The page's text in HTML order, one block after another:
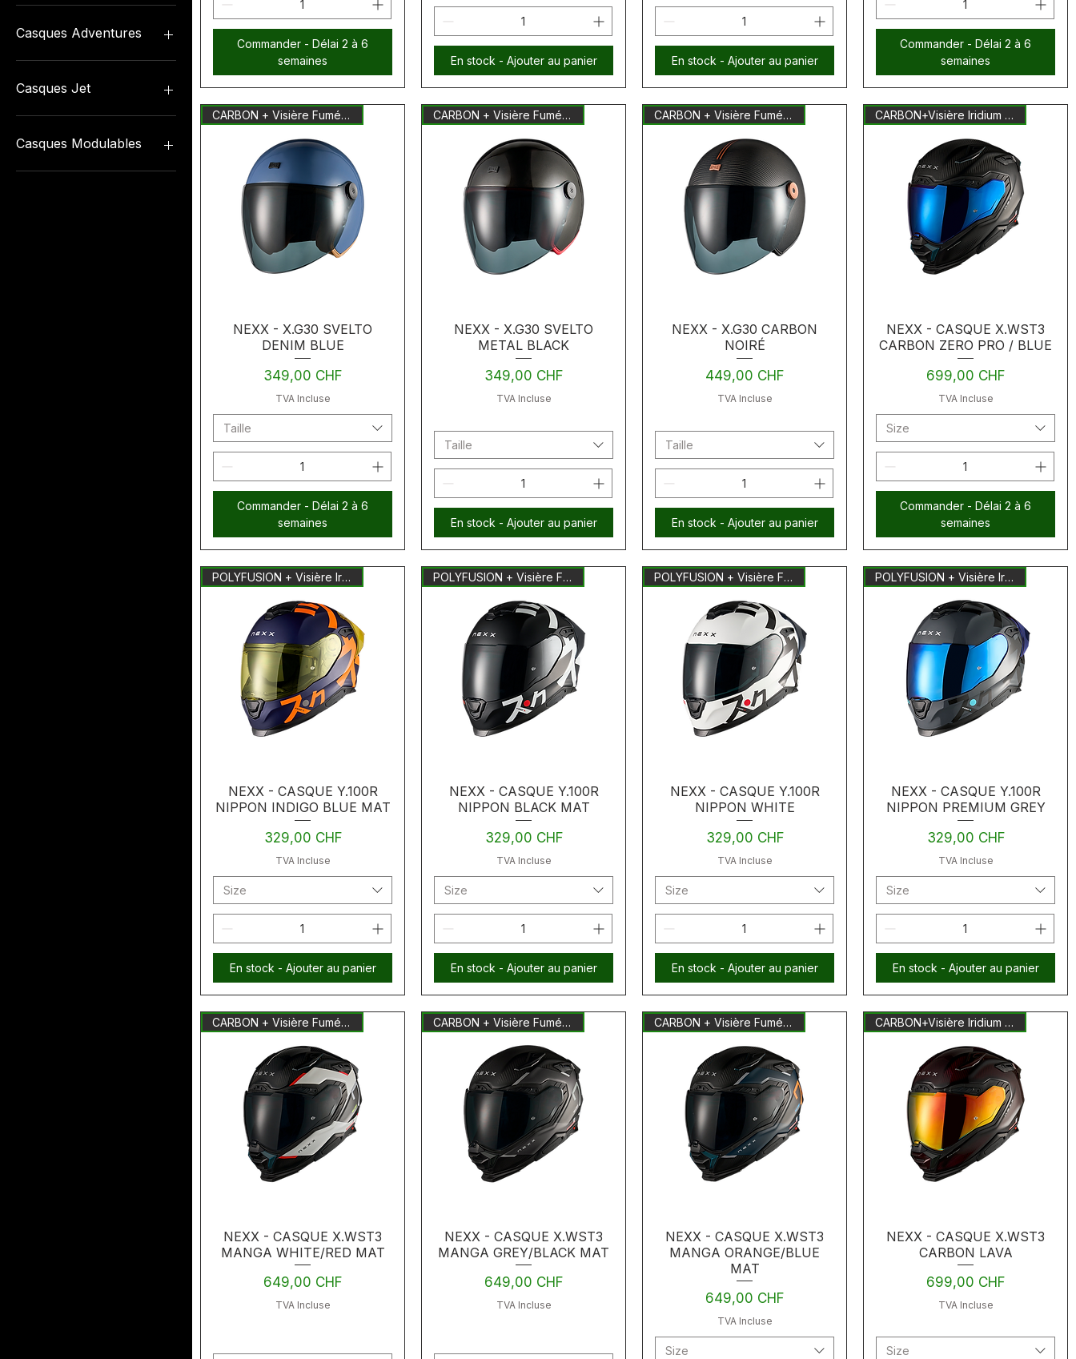
Casques Intégraux / Full
Face
X.WST3
Y.100R
Casques Adventures
Casques Adventure / Trial
X.RALLY
X.LIFECOUNTRY
Y.TRAVL
Casques Jet
Casques Jet
X.G30
Casques Modulables
X.LIFETOUR
Commander - Délai 2 à 6
semaines
En stock - Ajouter au panier En stock - Ajouter au panier
Commander - Délai 2 à 6
semaines
CARBON + Visière Fumée Inclus
NEXX - X.G30 SVELTO
DENIM BLUE
Prix
349,00 CHF
TVA Incluse
Taille
Commander - Délai 2 à 6
semaines
CARBON + Visière Fumée Inclus
NEXX - X.G30 SVELTO
METAL BLACK
Prix
349,00 CHF
TVA Incluse
Taille
En stock - Ajouter au panier
CARBON + Visière Fumée Inclus
NEXX - X.G30 CARBON
NOIRÉ
Prix
449,00 CHF
TVA Incluse
Taille
En stock - Ajouter au panier
CARBON+Visière Iridium Inclus
NEXX - CASQUE X.WST3
CARBON ZERO PRO / BLUE
Prix
699,00 CHF
TVA Incluse
Size
Commander - Délai 2 à 6
semaines
POLYFUSION + Visière Iridium
NEXX - CASQUE Y.100R
NIPPON INDIGO BLUE MAT
Prix
329,00 CHF
TVA Incluse
Size
En stock - Ajouter au panier
POLYFUSION + Visière Fumée
NEXX - CASQUE Y.100R
NIPPON BLACK MAT
Prix
329,00 CHF
TVA Incluse
Size
En stock - Ajouter au panier
POLYFUSION + Visière Fumée
NEXX - CASQUE Y.100R
NIPPON WHITE
Prix
329,00 CHF
TVA Incluse
Size
En stock - Ajouter au panier
POLYFUSION + Visière Iridium
NEXX - CASQUE Y.100R
NIPPON PREMIUM GREY
Prix
329,00 CHF
TVA Incluse
Size
En stock - Ajouter au panier
CARBON + Visière Fumée Inclus
NEXX - CASQUE X.WST3
MANGA WHITE/RED MAT
Prix
649,00 CHF
TVA Incluse
CARBON + Visière Fumée Inclus
NEXX - CASQUE X.WST3
MANGA GREY/BLACK MAT
Prix
649,00 CHF
TVA Incluse
CARBON + Visière Fumée Inclus
NEXX - CASQUE X.WST3
MANGA ORANGE/BLUE
MAT
Prix
649,00 CHF
TVA Incluse
Size
CARBON+Visière Iridium Inclus
NEXX - CASQUE X.WST3
CARBON LAVA
Prix
699,00 CHF
TVA Incluse
Size